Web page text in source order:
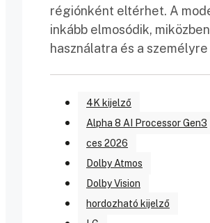
régiónként eltérhet. A
inkább elmosódik,
használatra és a
4K kijelző
Alpha 8 AI Processor Gen3
ces 2026
Dolby Atmos
Dolby Vision
hordozható kijelző